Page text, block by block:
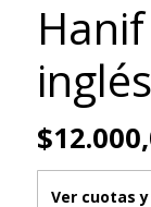
Ver cuotas